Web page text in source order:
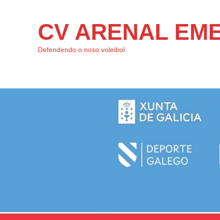
CV ARENAL
Defendendo o noso voleibol